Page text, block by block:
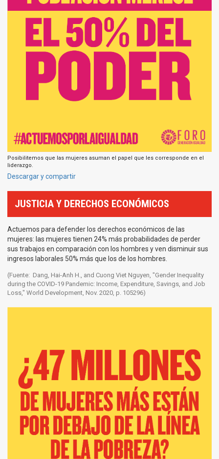
Posibilitemos que las mujeres asuman el papel que les corresponde en el
liderazgo.
Descargar y compartir
JUSTICIA Y DERECHOS ECONÓMICOS
Actuemos para defender los derechos económicos de las
mujeres: las mujeres tienen 24% más probabilidades de perder
sus trabajos en comparación con los hombres y ven disminuir sus
ingresos laborales 50% más que los de los hombres.
(Fuente: Dang, Hai-Anh H., and Cuong Viet Nguyen, "Gender Inequality
during the COVID-19 Pandemic: Income, Expenditure, Savings, and Job
Loss," World Development, Nov. 2020, p. 105296)